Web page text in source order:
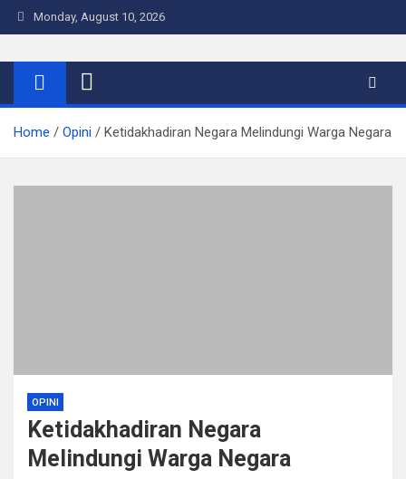
Skip
to
Monday, August 10, 2026
Warta Indo
Home Opini Ketidakhadiran Negara Melindungi Warga Negara
OPINI
Ketidakhadiran Negara
Melindungi Warga Negara